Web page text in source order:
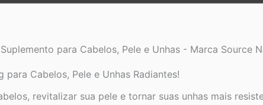
para Cabelos, Pele e Unhas - Marca Source
Cabelos, Pele e Unhas Radiantes!
revitalizar sua pele e tornar suas unhas mais